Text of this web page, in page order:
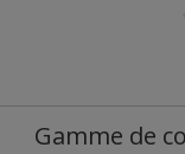
Gamme de